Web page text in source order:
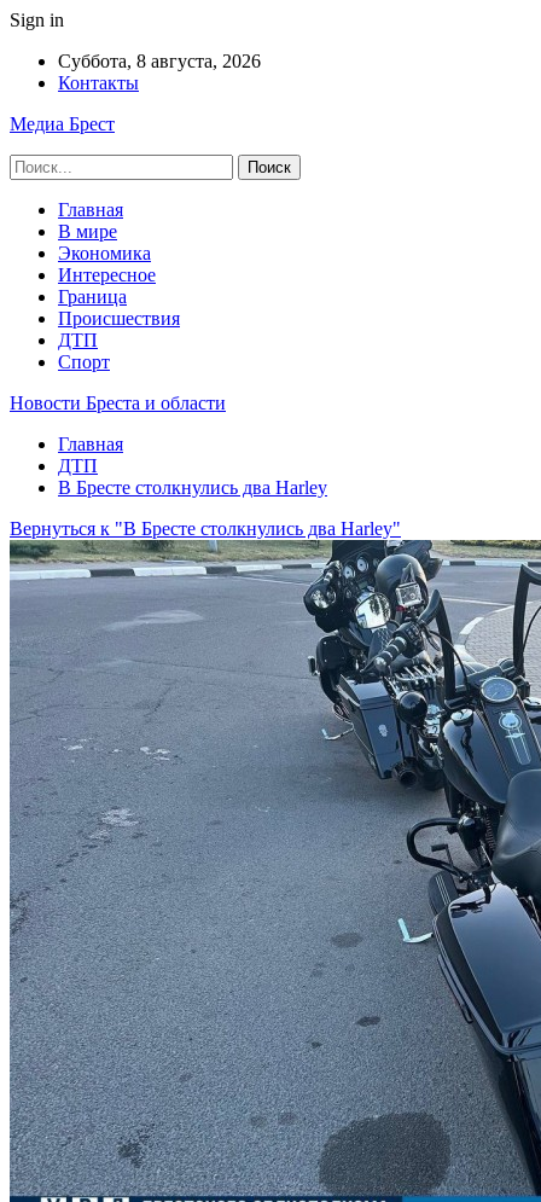
Sign in
Суббота, 8 августа, 2026
Контакты
Медиа Брест
Главная
В мире
Экономика
Интересное
Граница
Происшествия
ДТП
Спорт
Новости Бреста и области
Главная
ДТП
В Бресте столкнулись два Harley
Вернуться к "В Бресте столкнулись два Harley"